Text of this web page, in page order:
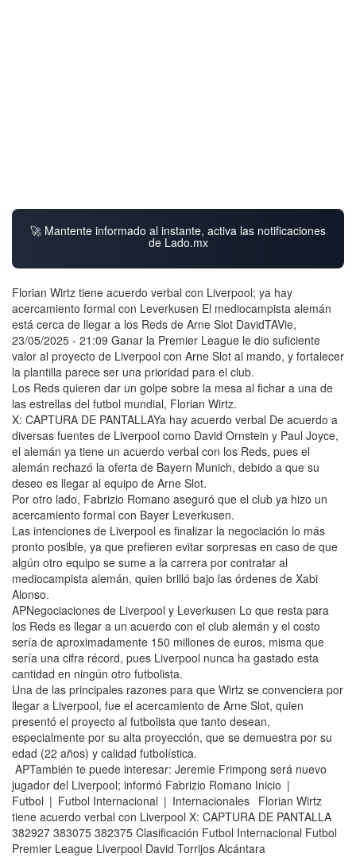
🚀 Mantente informado al instante, activa las notificaciones
de Lado.mx
Florian Wirtz tiene acuerdo verbal con Liverpool; ya hay
acercamiento formal con Leverkusen El mediocampista alemán
está cerca de llegar a los Reds de Arne Slot DavidTAVie,
23/05/2025 - 21:09 Ganar la Premier League le dio suficiente
valor al proyecto de Liverpool con Arne Slot al mando, y fortalecer
la plantilla parece ser una prioridad para el club.
Los Reds quieren dar un golpe sobre la mesa al fichar a una de
las estrellas del futbol mundial, Florian Wirtz.
X: CAPTURA DE PANTALLAYa hay acuerdo verbal De acuerdo a
diversas fuentes de Liverpool como David Ornstein y Paul Joyce,
el alemán ya tiene un acuerdo verbal con los Reds, pues el
alemán rechazó la oferta de Bayern Munich, debido a que su
deseo es llegar al equipo de Arne Slot.
Por otro lado, Fabrizio Romano aseguró que el club ya hizo un
acercamiento formal con Bayer Leverkusen.
Las intenciones de Liverpool es finalizar la negociación lo más
pronto posible, ya que prefieren evitar sorpresas en caso de que
algún otro equipo se sume a la carrera por contratar al
mediocampista alemán, quien brilló bajo las órdenes de Xabi
Alonso.
APNegociaciones de Liverpool y Leverkusen Lo que resta para
los Reds es llegar a un acuerdo con el club alemán y el costo
sería de aproximadamente 150 millones de euros, misma que
sería una cifra récord, pues Liverpool nunca ha gastado esta
cantidad en ningún otro futbolista.
Una de las principales razones para que Wirtz se convenciera por
llegar a Liverpool, fue el acercamiento de Arne Slot, quien
presentó el proyecto al futbolista que tanto desean,
especialmente por su alta proyección, que se demuestra por su
edad (22 años) y calidad futbolística.
APTambién te puede interesar: Jeremie Frimpong será nuevo
jugador del Liverpool; informó Fabrizio Romano Inicio |
Futbol | Futbol Internacional | Internacionales Florian Wirtz
tiene acuerdo verbal con Liverpool X: CAPTURA DE PANTALLA
382927 383075 382375 Clasificación Futbol Internacional Futbol
Premier League Liverpool David Torrijos Alcántara